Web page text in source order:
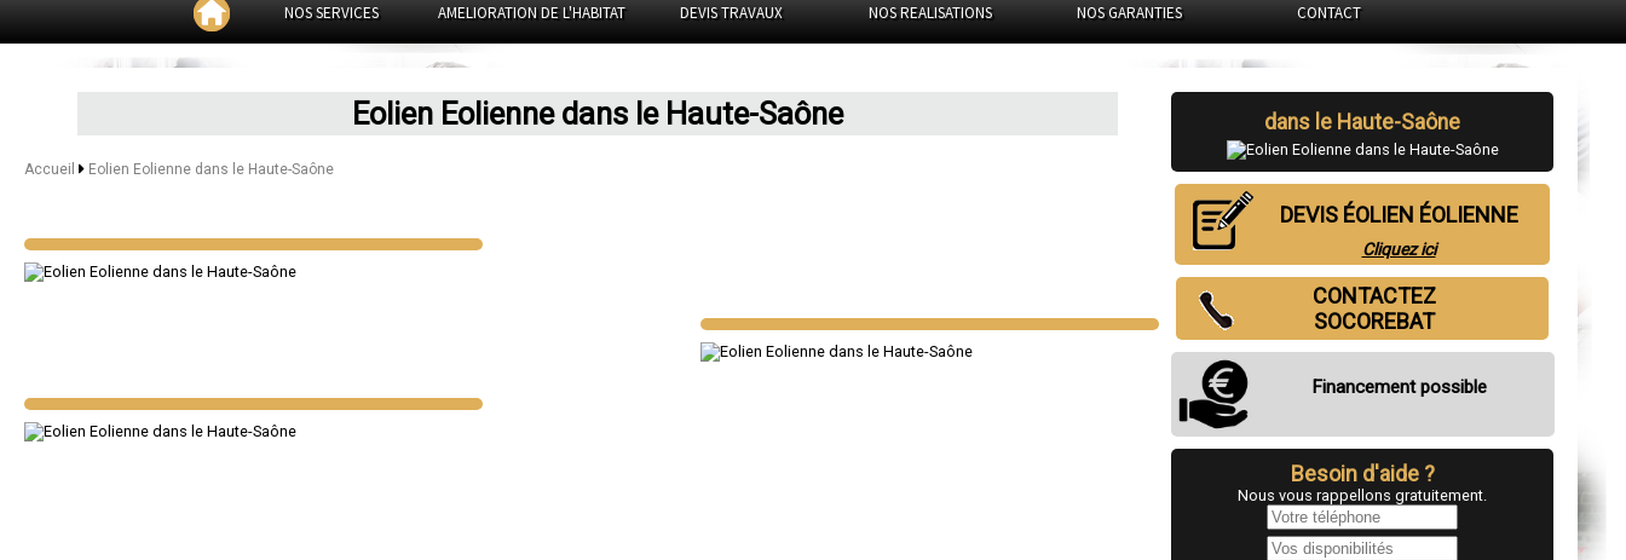
NOS SERVICES AMELIORATION DE L'HABITAT DEVIS TRAVAUX NOS REALISATIONS NOS GARANTIES CONTACT
Eolien Eolienne dans le Haute-Saône
Accueil Eolien Eolienne dans le Haute-Saône
dans le Haute-Saône
DEVIS ÉOLIEN ÉOLIENNE
Cliquez ici
CONTACTEZ
SOCOREBAT
Financement possible
Besoin d'aide ?
Nous vous rappellons gratuitement.